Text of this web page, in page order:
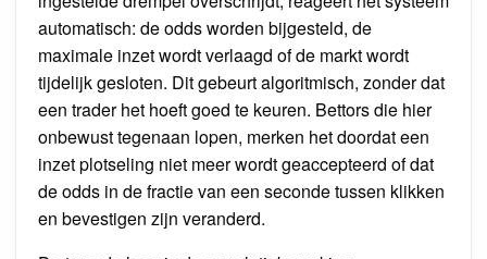
automatisch: de odds worden bijgesteld, de
maximale inzet wordt verlaagd of de markt wordt
tijdelijk gesloten. Dit gebeurt algoritmisch, zonder dat
een trader het hoeft goed te keuren. Bettors die hier
onbewust tegenaan lopen, merken het doordat een
inzet plotseling niet meer wordt geaccepteerd of dat
de odds in de fractie van een seconde tussen klikken
en bevestigen zijn veranderd.